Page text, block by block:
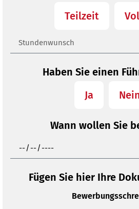
Teilzeit
Haben Sie einen
Ja
Wann wollen Sie
Fügen Sie hier Ihre